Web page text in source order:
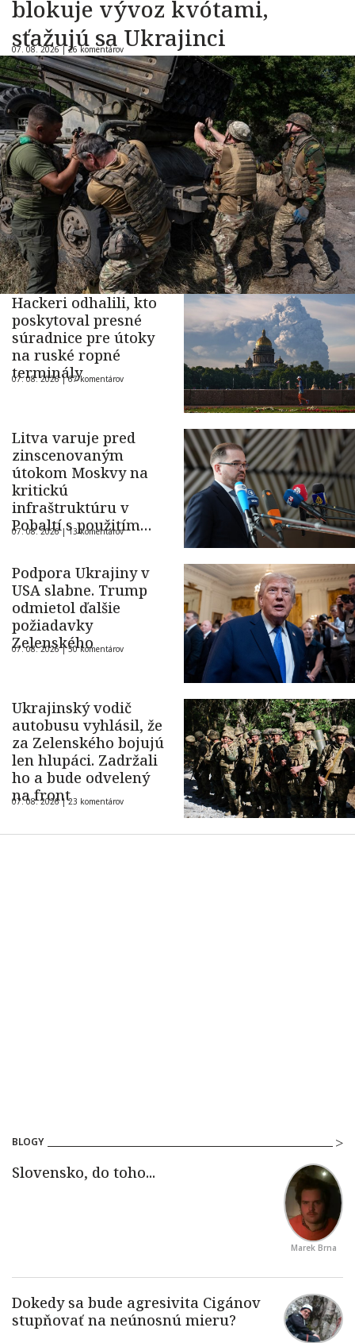
blokuje vývoz kvótami,
sťažujú sa Ukrajinci
07. 08. 2026 |26 komentárov
Hackeri odhalili, kto
poskytoval presné
súradnice pre útoky
na ruské ropné
terminály
07. 08. 2026 |67 komentárov
Litva varuje pred
zinscenovaným
útokom Moskvy na
kritickú
infraštruktúru v
Pobaltí s použitím
ukrajinského dronu
07. 08. 2026 |13 komentárov
Podpora Ukrajiny v
USA slabne. Trump
odmietol ďalšie
požiadavky
Zelenského
07. 08. 2026 |50 komentárov
Ukrajinský vodič
autobusu vyhlásil, že
za Zelenského bojujú
len hlupáci. Zadržali
ho a bude odvelený
na front
07. 08. 2026 |23 komentárov
BLOGY
Marek Brna